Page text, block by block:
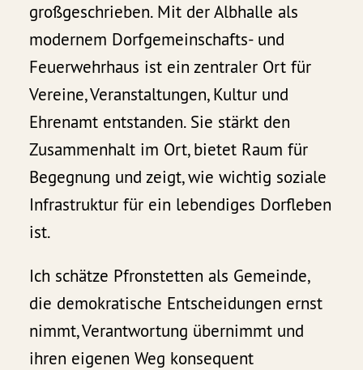
großgeschrieben. Mit der Albhalle als
modernem Dorfgemeinschafts- und
Feuerwehrhaus ist ein zentraler Ort für
Vereine, Veranstaltungen, Kultur und
Ehrenamt entstanden. Sie stärkt den
Zusammenhalt im Ort, bietet Raum für
Begegnung und zeigt, wie wichtig soziale
Infrastruktur für ein lebendiges Dorfleben
ist.
Ich schätze Pfronstetten als Gemeinde,
die demokratische Entscheidungen ernst
nimmt, Verantwortung übernimmt und
ihren eigenen Weg konsequent